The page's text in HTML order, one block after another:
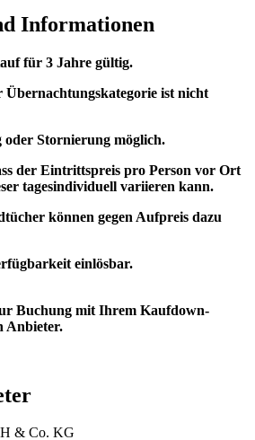
Informationen
für 3 Jahre gültig.
ist nicht
Stornierung möglich.
der Eintrittspreis pro Person vor Ort
tagesindividuell variieren kann.
können gegen Aufpreis dazu
einlösbar.
Buchung mit Ihrem Kaufdown-
Anbieter.